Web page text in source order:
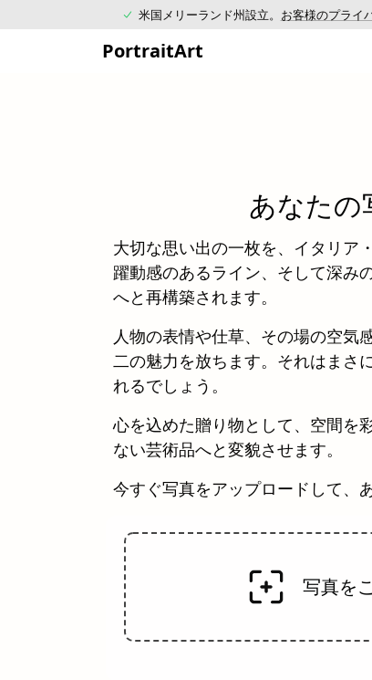
米国メリーランド州設立。 お客様のプライ
PortraitArt
あなたの
大切な思い出の一枚を、イタリア
躍動感のあるライン、そして深み
へと再構築されます。
人物の表情や仕草、その場の空気
二の魅力を放ちます。それはまさ
れるでしょう。
心を込めた贈り物として、空間を
ない芸術品へと変貌させます。
今すぐ写真をアップロードして、
写真を